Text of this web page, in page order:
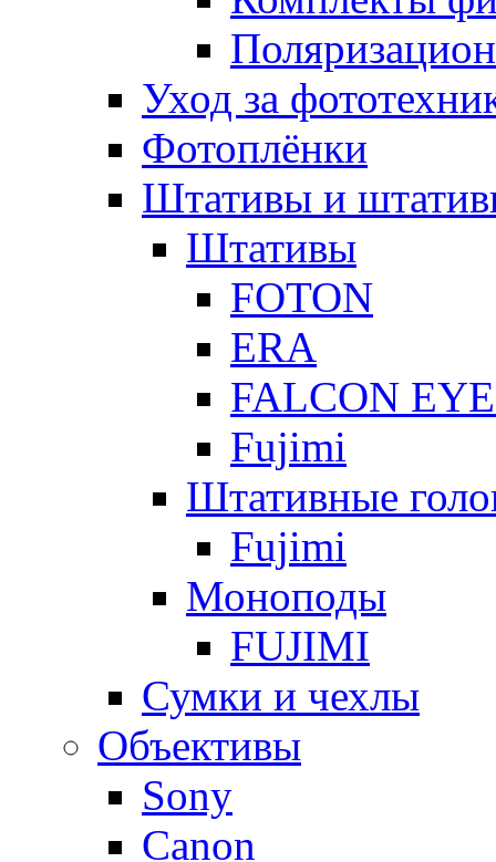
Уход за
Фотоплёнки
Штативы и
Штативы
FOTON
ERA
FALCON
Fujimi
Штативные
Fujimi
Моноподы
FUJIMI
Сумки и чехлы
Объективы
Sony
Canon